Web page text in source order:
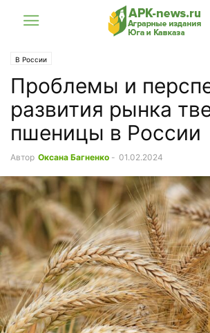
В России
Проблемы и
развития рынка
пшеницы в России
Автор Оксана Багненко - 01.02.2024